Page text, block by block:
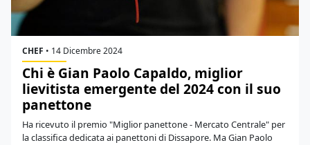
CHEF • 14 Dicembre 2024
Chi è Gian Paolo Capaldo, miglior
lievitista emergente del 2024 con il suo
panettone
Ha ricevuto il premio "Miglior panettone - Mercato Centrale" per
la classifica dedicata ai panettoni di Dissapore. Ma Gian Paolo